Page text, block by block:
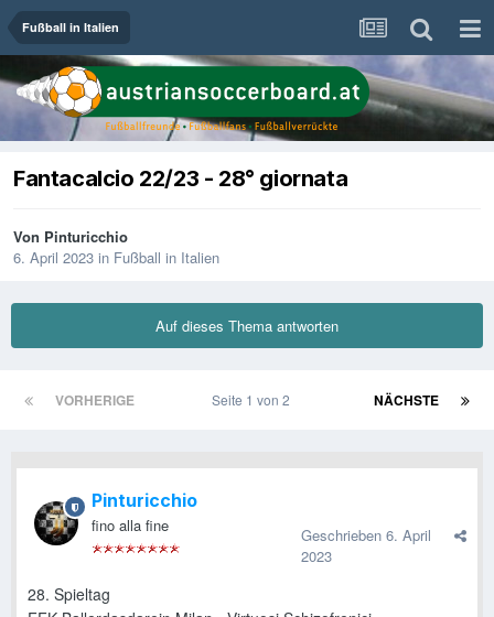
Fußball in Italien
Fantacalcio 22/23 - 28° giornata
Von Pinturicchio
6. April 2023 in Fußball in Italien
Auf dieses Thema antworten
VORHERIGE NÄCHSTE
Seite 1 von 2
Pinturicchio
fino alla fine Geschrieben 6. April
2023
28. Spieltag